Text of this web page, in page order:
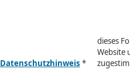
Datenschutzhinweis *
dieses
Website